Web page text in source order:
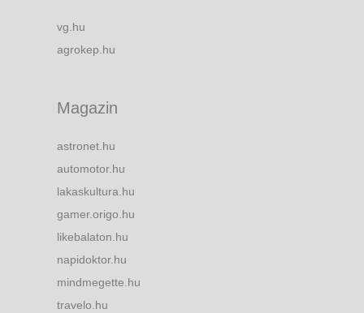
vg.hu
agrokep.hu
Magazin
astronet.hu
automotor.hu
lakaskultura.hu
gamer.origo.hu
likebalaton.hu
napidoktor.hu
mindmegette.hu
travelo.hu